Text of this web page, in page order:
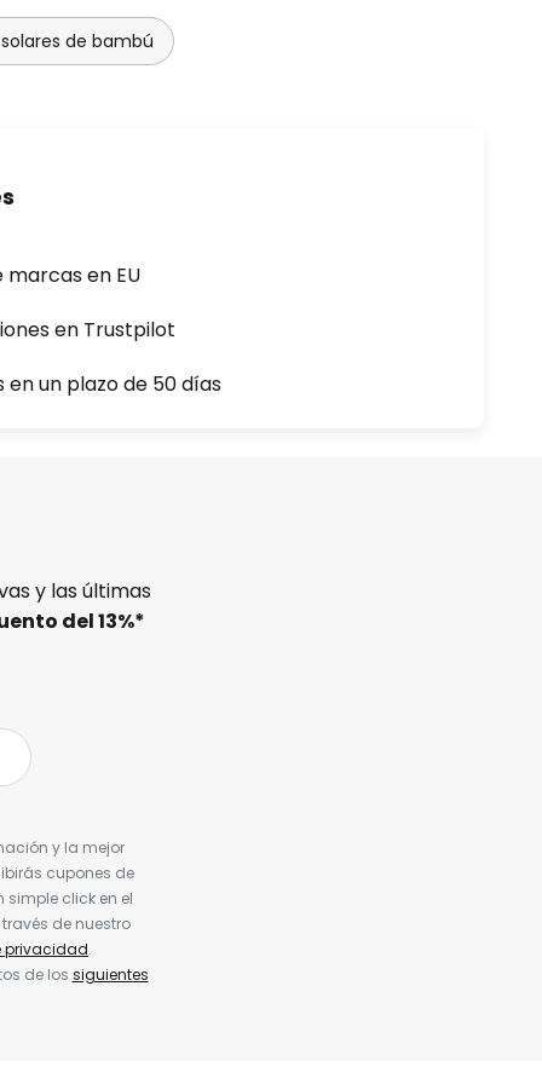
de bambú
en EU
en Trustpilot
un plazo de 50 días
y las últimas
del13%*
y la mejor
cupones de
click en el
de nuestro
privacidad.
de los siguientes